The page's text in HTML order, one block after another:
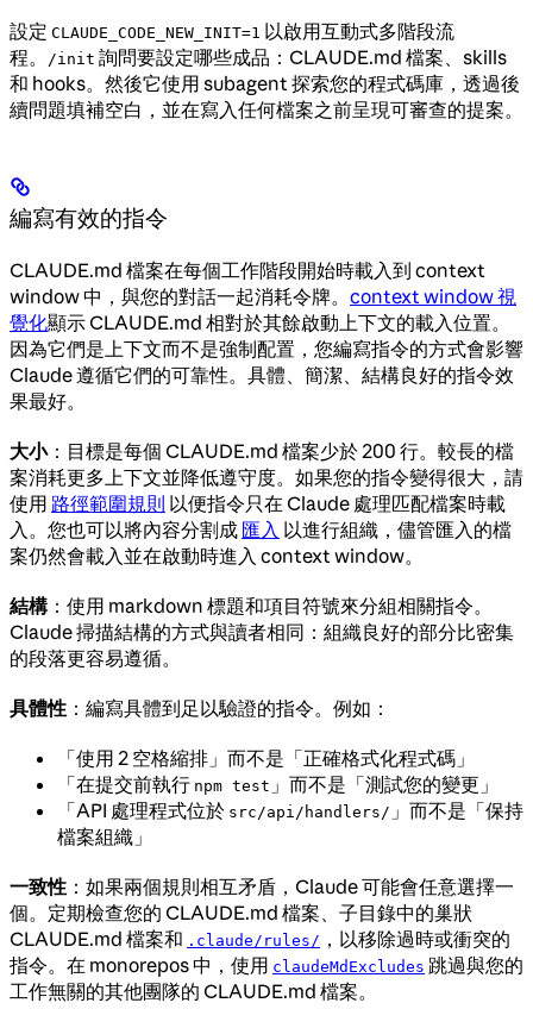
設定 CLAUDE_CODE_NEW_INIT=1 以啟用互動式多階段流
程。
/init 詢問要設定哪些成品：CLAUDE.md 檔案、skills
和 hooks。然後它使用 subagent 探索您的程式碼庫，透過後
續問題填補空白，並在寫入任何檔案之前呈現可審查的提案。
編寫有效的指令
CLAUDE.md 檔案在每個工作階段開始時載入到 context
window 中，與您的對話一起消耗令牌。 context window 視
覺化顯示 CLAUDE.md 相對於其餘啟動上下文的載入位置。
因為它們是上下文而不是強制配置，您編寫指令的方式會影響
Claude 遵循它們的可靠性。具體、簡潔、結構良好的指令效
果最好。
大小：目標是每個 CLAUDE.md 檔案少於 200 行。較長的檔
案消耗更多上下文並降低遵守度。如果您的指令變得很大，請
使用 路徑範圍規則 以便指令只在 Claude 處理匹配檔案時載
入。您也可以將內容分割成 匯入 以進行組織，儘管匯入的檔
案仍然會載入並在啟動時進入 context window。
結構：使用 markdown 標題和項目符號來分組相關指令。
Claude 掃描結構的方式與讀者相同：組織良好的部分比密集
的段落更容易遵循。
具體性 ：編寫具體到足以驗證的指令。例如：
「使用 2 空格縮排」而不是「正確格式化程式碼」
「在提交前執行 npm test 」而不是「測試您的變更」
「API 處理程式位於 src/api/handlers/ 」而不是「保持
檔案組織」
一致性 ：如果兩個規則相互矛盾，Claude 可能會任意選擇一
個。定期檢查您的 CLAUDE.md 檔案、子目錄中的巢狀
CLAUDE.md 檔案和 .claude/rules/ ，以移除過時或衝突的
指令。在 monorepos 中，使用 claudeMdExcludes 跳過與您的
工作無關的其他團隊的 CLAUDE.md 檔案。